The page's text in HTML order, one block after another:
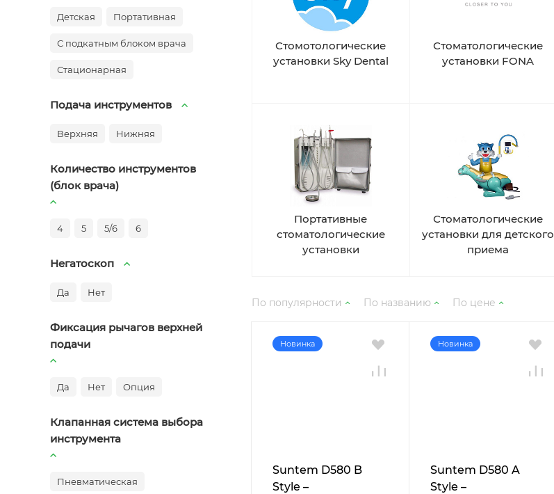
Детская Портативная
С подкатным блоком врача
Стационарная
Подача инструментов
Верхняя Нижняя
Количество инструментов
(блок врача)
4 5 5/6 6
Негатоскоп
Да Нет
Фиксация рычагов верхней
подачи
Да Нет Опция
Клапанная система выбора
инструмента
Пневматическая
Стомотологические
установки Sky Dental
Стоматологические
установки FONA
Портативные
стоматологические
установки
Стоматологические
установки для детского
приема
По популярности По названию По цене
Новинка
Suntem D580 B
Style –
Новинка
Suntem D580 A
Style –